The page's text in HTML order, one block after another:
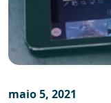
maio 5, 2021